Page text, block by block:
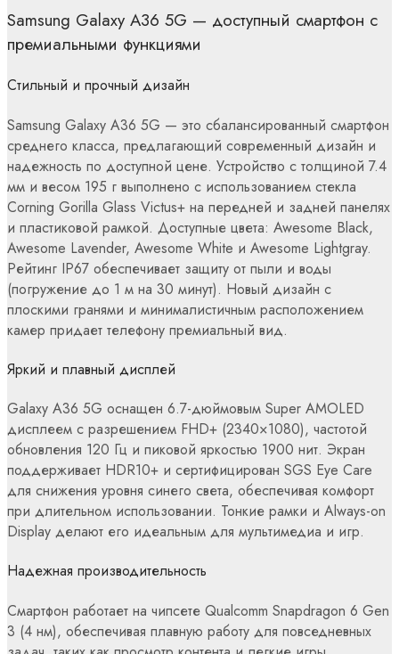
Samsung Galaxy A36 5G — доступный смартфон с
премиальными функциями
Стильный и прочный дизайн
Samsung Galaxy A36 5G — это сбалансированный смартфон
среднего класса, предлагающий современный дизайн и
надежность по доступной цене. Устройство с толщиной 7.4
мм и весом 195 г выполнено с использованием стекла
Corning Gorilla Glass Victus+ на передней и задней панелях
и пластиковой рамкой. Доступные цвета: Awesome Black,
Awesome Lavender, Awesome White и Awesome Lightgray.
Рейтинг IP67 обеспечивает защиту от пыли и воды
(погружение до 1 м на 30 минут). Новый дизайн с
плоскими гранями и минималистичным расположением
камер придает телефону премиальный вид.
Яркий и плавный дисплей
Galaxy A36 5G оснащен 6.7-дюймовым Super AMOLED
дисплеем с разрешением FHD+ (2340×1080), частотой
обновления 120 Гц и пиковой яркостью 1900 нит. Экран
поддерживает HDR10+ и сертифицирован SGS Eye Care
для снижения уровня синего света, обеспечивая комфорт
при длительном использовании. Тонкие рамки и Always-on
Display делают его идеальным для мультимедиа и игр.
Надежная производительность
Смартфон работает на чипсете Qualcomm Snapdragon 6 Gen
3 (4 нм), обеспечивая плавную работу для повседневных